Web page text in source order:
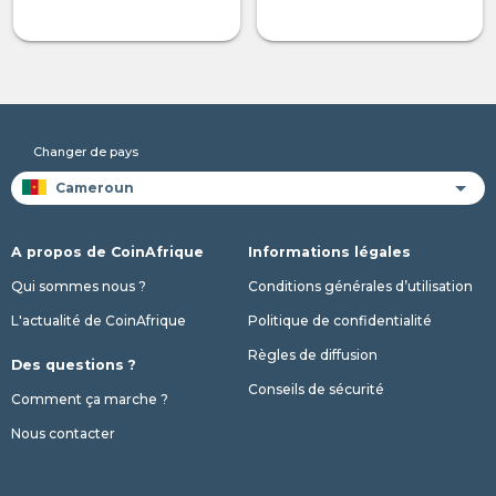
Changer de pays
A propos de CoinAfrique
Qui sommes nous ?
L'actualité de CoinAfrique
Des questions ?
Comment ça marche ?
Nous contacter
Informations légales
Conditions générales d’utilisation
Politique de confidentialité
Règles de diffusion
Conseils de sécurité